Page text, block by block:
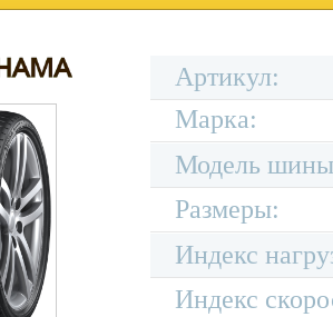
Артикул:
Марка:
Модель
Размеры:
Индекс
Индекс